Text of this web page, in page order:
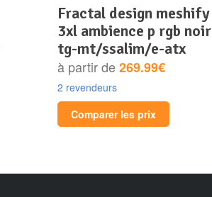
fractal design meshify
3xl ambience p rgb noir
tg-mt/ssalim/e-atx
à partir de269.99€
2 revendeurs
Comparer les prix